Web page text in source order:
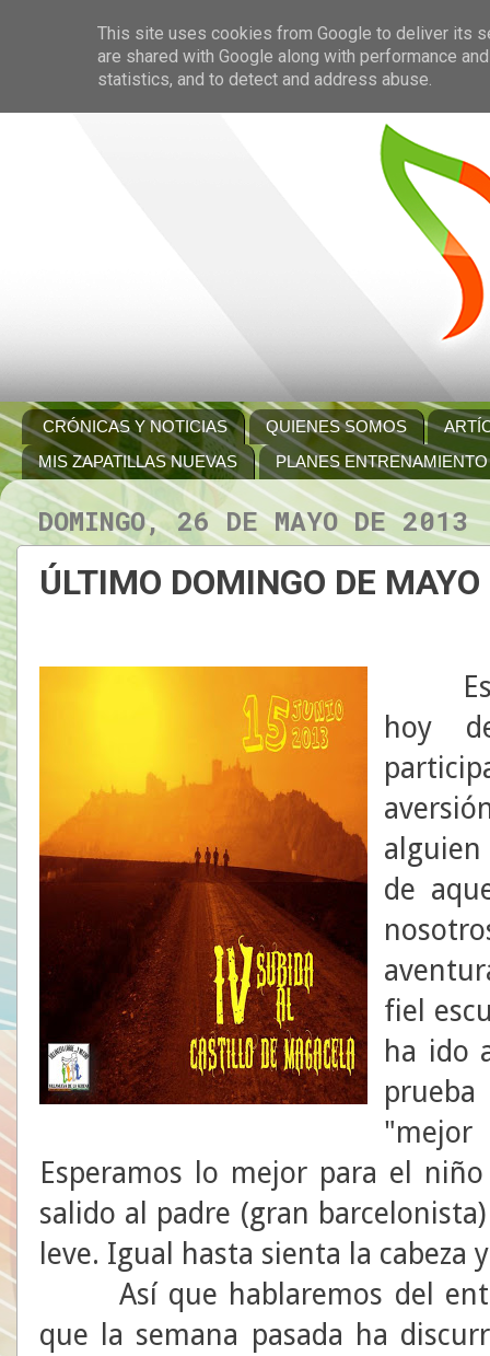
CRÓNICAS Y NOTICIAS QUIENES SOMOS
MIS ZAPATILLAS NUEVAS
PLANES ENTRENAMIENTO
DOMINGO, 26 DE MAYO DE 2013
ÚLTIMO DOMINGO DE MAYO
Esta
hoy
alguien
de
fiel
ha ido
Esperamos lo mejor para el
salido al padre (gran
leve. Igual hasta sienta la cabeza
Así que hablaremos del
que la semana pasada ha
This site uses cookies from Google to deliver its
are shared with Google along with performance
statistics, and to detect and address abuse.